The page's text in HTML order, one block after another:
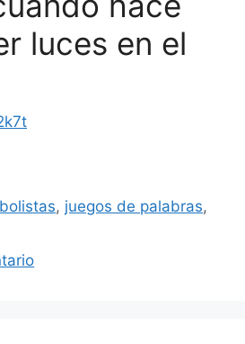
luces en el
, juegos de palabras,